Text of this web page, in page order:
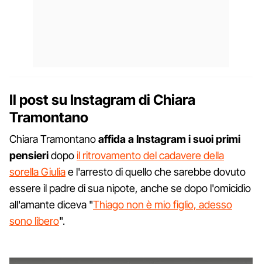
Il post su Instagram di Chiara
Tramontano
Chiara Tramontanoaffida a Instagram i suoi primi
pensieridopoil ritrovamento del cadavere della
sorella Giuliae l'arresto di quello che sarebbe dovuto
essere il padre di sua nipote, anche se dopo l'omicidio
all'amante diceva "Thiago non è mio figlio, adesso
sono libero".